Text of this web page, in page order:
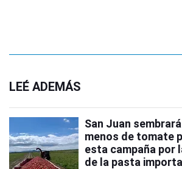
LEÉ ADEMÁS
San Juan
menos de tomate
esta campaña por
de la pasta